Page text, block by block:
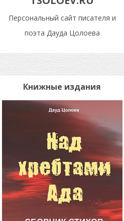
Персональный сайт писателя и
поэта Дауда Цолоева
Книжные издания